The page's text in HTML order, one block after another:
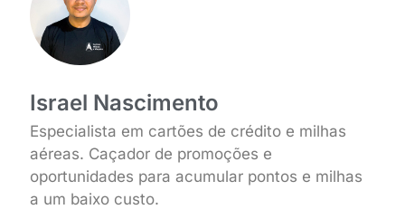
Israel Nascimento
Especialista em cartões de crédito e milhas
aéreas. Caçador de promoções e
oportunidades para acumular pontos e milhas
a um baixo custo.